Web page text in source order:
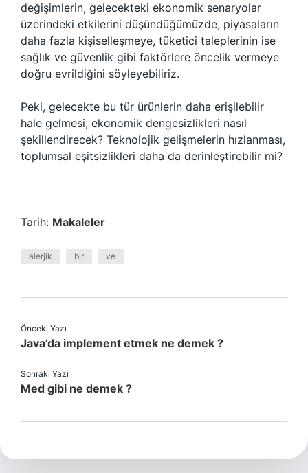
değişimlerin, gelecekteki ekonomik senaryolar
üzerindeki etkilerini düşündüğümüzde, piyasaların
daha fazla kişiselleşmeye, tüketici taleplerinin ise
sağlık ve güvenlik gibi faktörlere öncelik vermeye
doğru evrildiğini söyleyebiliriz.
Peki, gelecekte bu tür ürünlerin daha erişilebilir
hale gelmesi, ekonomik dengesizlikleri nasıl
şekillendirecek? Teknolojik gelişmelerin hızlanması,
toplumsal eşitsizlikleri daha da derinleştirebilir mi?
Tarih: Makaleler
alerjik bir ve
Önceki Yazı
Java’da implement etmek ne demek ?
Sonraki Yazı
Med gibi ne demek ?